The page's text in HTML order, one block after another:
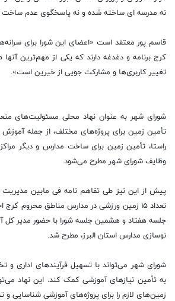
نه مدرسه ای ساخته شده و نه پاسخگوی عدم ساخت
قاسم پور معتقد است «اعضای این شورا برای
کرج برنامه و دغدغه دارند که یکی از مهم‌ترین
تغییر کاربری‌ها و مشارکت جویی از خیرین است».
شورای شهر به عنوان نهاد محلی مسئولیت‌های
تأمین زمین برای پروژه‌های مختلف، از جمله
راستا، تأمین زمین برای ساخت مدارس و دیگر
وظایف شورای شهر مطرح می‌شود.
پیش از این نیز طی تفاهم نامه فی مابین
تعداد ۱۵ زمین ورزشی در مدارس مناطق محروم
جلسه هفتاد و هشمین جلسه شورا با حضور مدیر کل
نوسازی مدارس استان البرز، مطرح شد.
شورای شهر می‌تواند با تسهیل فرآیندهای اداری
به تأمین نیازهای آموزشی کمک کند. این نهاد
زمین‌های لازم را برای پروژه‌های آموزشی شناسایی